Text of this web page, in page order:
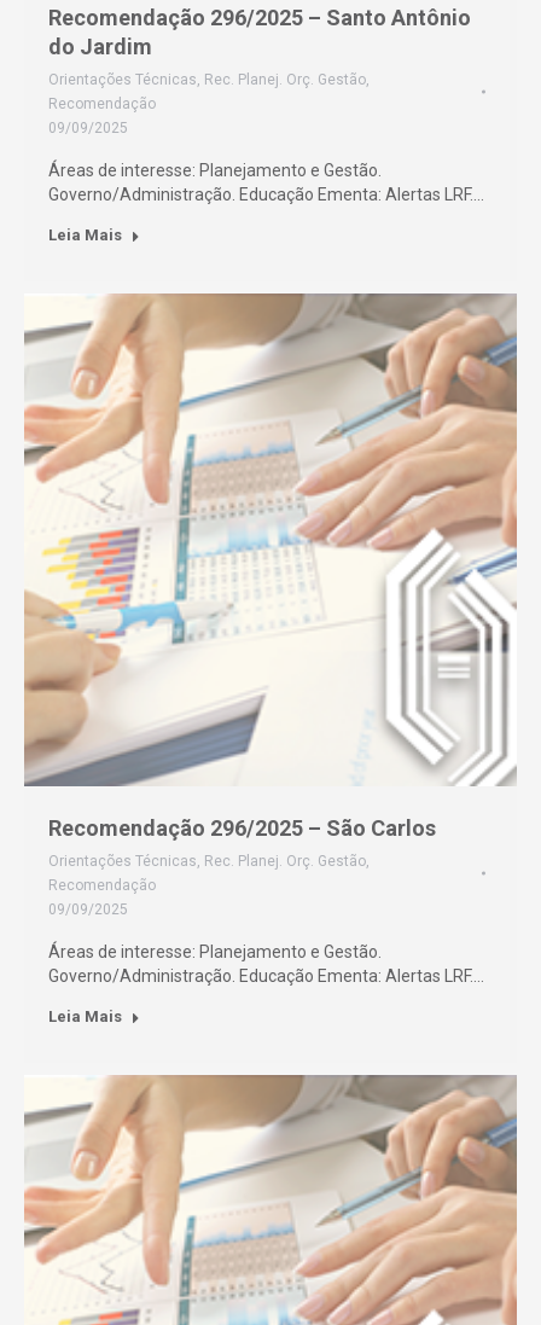
Recomendação 296/2025 – Santo Antônio
do Jardim
Orientações Técnicas, Rec. Planej. Orç. Gestão,
Recomendação
09/09/2025
Áreas de interesse: Planejamento e Gestão.
Governo/Administração. Educação Ementa: Alertas LRF.…
Leia Mais
Recomendação 296/2025 – São Carlos
Orientações Técnicas, Rec. Planej. Orç. Gestão,
Recomendação
09/09/2025
Áreas de interesse: Planejamento e Gestão.
Governo/Administração. Educação Ementa: Alertas LRF.…
Leia Mais